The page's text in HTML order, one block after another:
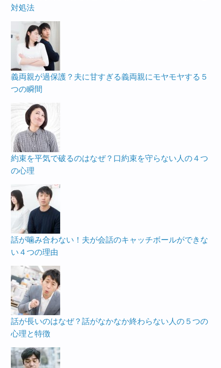
対処法
義両親が過保護？夫に甘すぎる義両親にモヤモヤする５
つの瞬間
約束を平気で破るのはなぜ？口約束を守らない人の４つ
の心理
話が噛み合わない！夫が会話のキャッチボールができな
い４つの理由
話が長いのはなぜ？話がなかなか終わらない人の５つの
心理と特徴